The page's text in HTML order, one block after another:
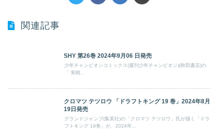
関連記事
SHY 第26巻 2024年9月06 日発売
少年チャンピオンコミックス(週刊少年チャンピオン)(秋田書店)の
「 実樹...
クロマツ テツロウ 「ドラフトキング 19 巻」2024年8月
19日発売
グランドジャンプ(集英社)の「クロマツ テツロウ」氏が描く「ドラ
フトキング 19巻」が、2024年...